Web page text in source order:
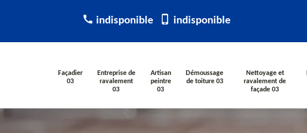
indisponible indisponible
Façadier
03
Entreprise de
ravalement
03
Artisan
peintre
03
Démoussage
de toiture 03
Nettoyage et
ravalement de
façade 03